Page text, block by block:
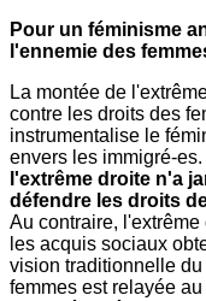
Pour un féminisme
l'ennemie des
La montée de
contre les droits des
instrumentalise le
envers les immigré-
l'extrême droite n'a
défendre les droits
Au contraire, l'extrême
les acquis sociaux
vision traditionnelle
femmes est relayée